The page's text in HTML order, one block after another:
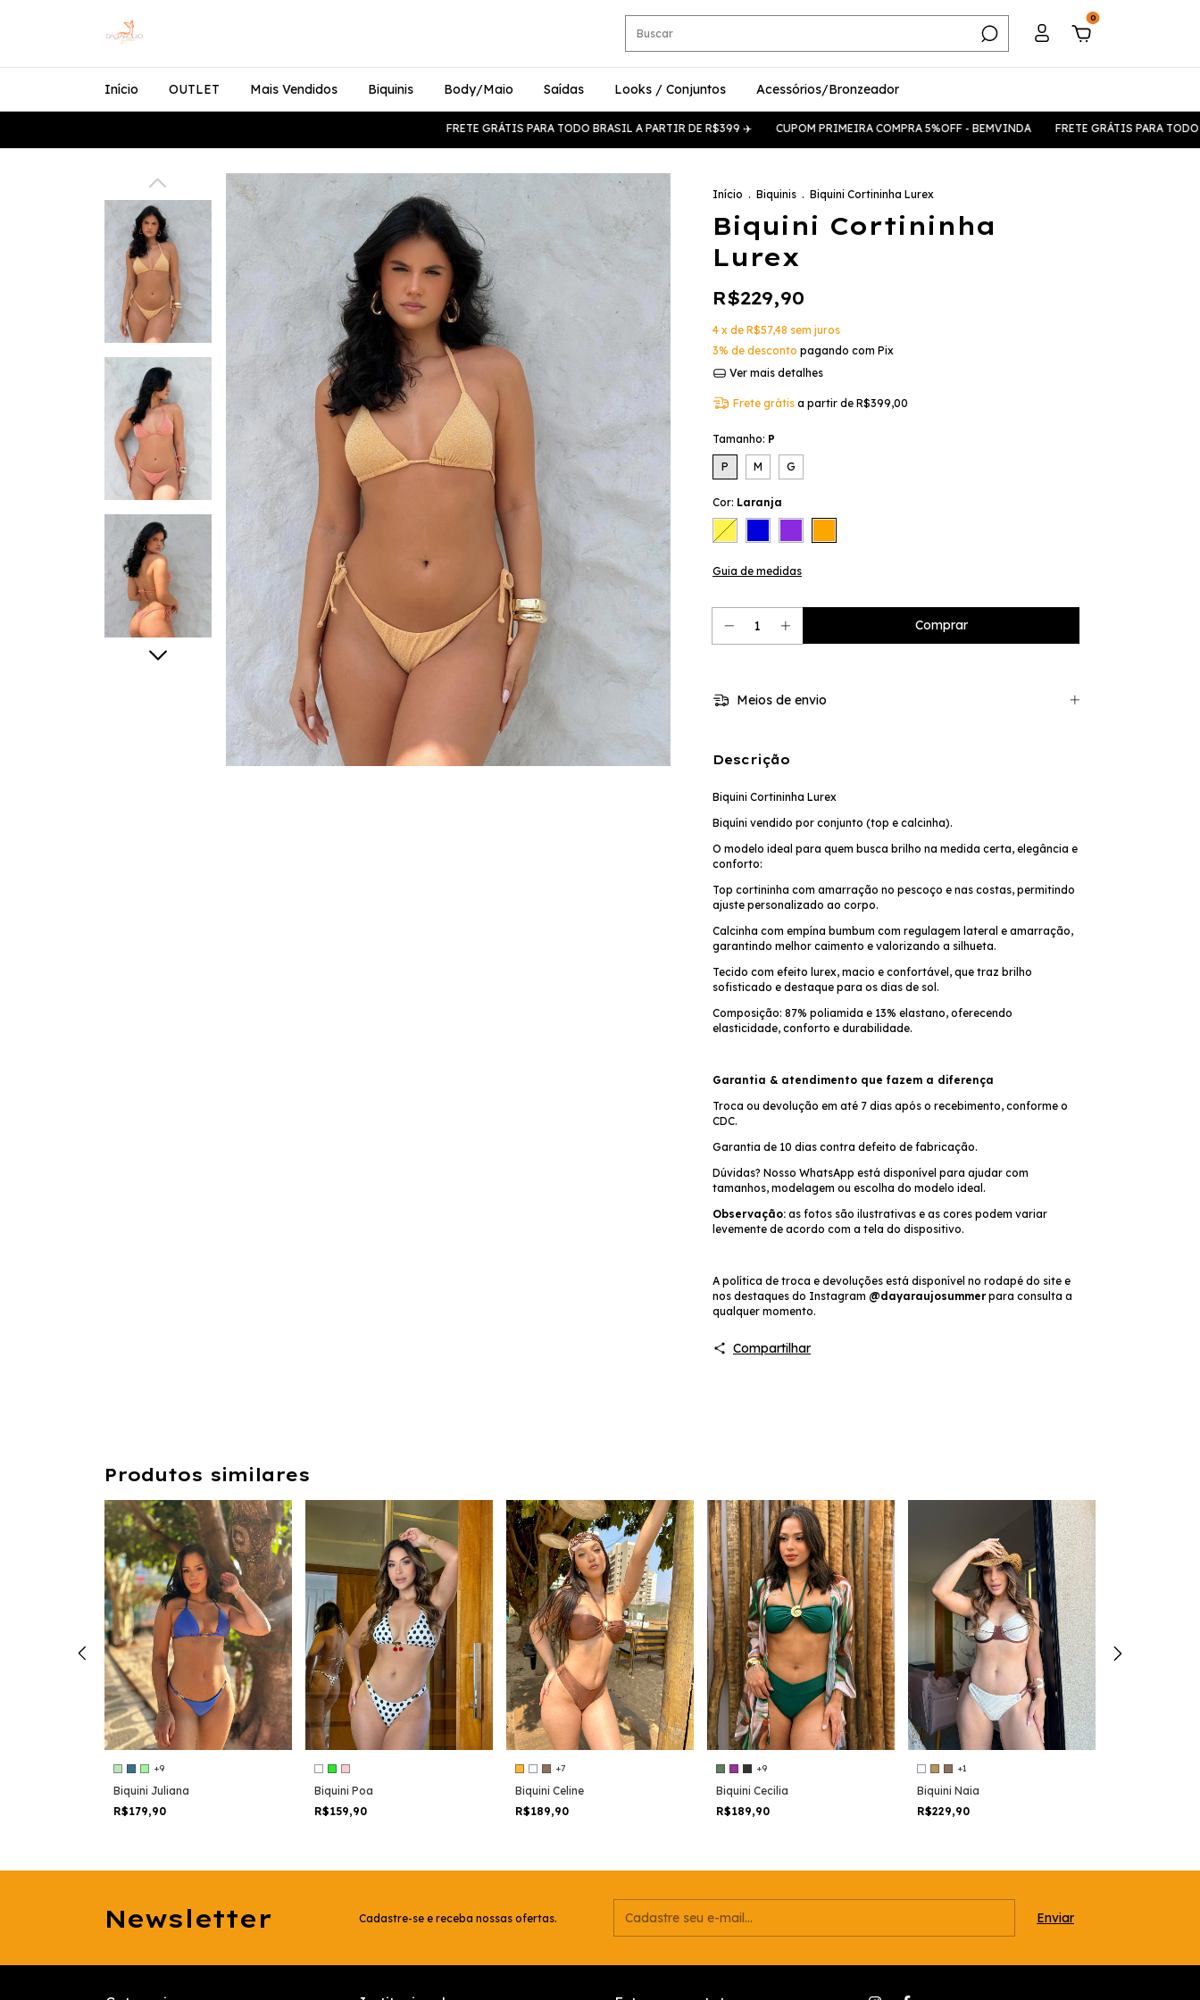
0
Início OUTLET Mais Vendidos Biquinis Body/Maio Saídas Looks / Conjuntos Acessórios/Bronzeador
FRETE GRÁTIS PARA TODO BRASIL A PARTIR DE R$399 ✈️ CUPOM PRIMEIRA COMPRA 5%OFF - BEMVINDA FRETE GRÁTIS PARA TODO BRASIL
Início . Biquinis . Biquini Cortininha Lurex
Biquini Cortininha
Lurex
R$229,90
4 x de R$57,48 sem juros
3% de desconto pagando com Pix
Ver mais detalhes
Frete grátis a partir de R$399,00
Tamanho: P
P M G
Cor: Laranja
Guia de medidas
Meios de envio
Descrição
Biquini Cortininha Lurex
Biquíni vendido por conjunto (top e calcinha).
O modelo ideal para quem busca brilho na medida certa, elegância e
conforto:
Top cortininha com amarração no pescoço e nas costas, permitindo
ajuste personalizado ao corpo.
Calcinha com empína bumbum com regulagem lateral e amarração,
garantindo melhor caimento e valorizando a silhueta.
Tecido com efeito lurex, macio e confortável, que traz brilho
sofisticado e destaque para os dias de sol.
Composição: 87% poliamida e 13% elastano, oferecendo
elasticidade, conforto e durabilidade.
Garantia & atendimento que fazem a diferença
Troca ou devolução em até 7 dias após o recebimento, conforme o
CDC.
Garantia de 10 dias contra defeito de fabricação.
Dúvidas? Nosso WhatsApp está disponível para ajudar com
tamanhos, modelagem ou escolha do modelo ideal.
Observação: as fotos são ilustrativas e as cores podem variar
levemente de acordo com a tela do dispositivo.
A política de troca e devoluções está disponível no rodapé do site e
nos destaques do Instagram @dayaraujosummerpara consulta a
qualquer momento.
Compartilhar
Produtos similares
+9
Biquini Juliana
R$179,90
Biquini Poa
R$159,90
+7
Biquini Celine
R$189,90
+9
Biquini Cecilia
R$189,90
+1
Biquini Naia
R$229,90
Newsletter Cadastre-se e receba nossas ofertas.